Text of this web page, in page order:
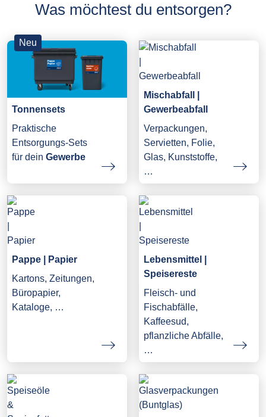
Was möchtest du entsorgen?
Neu
Tonnensets
Praktische
Entsorgungs-Sets
für dein Gewerbe
Mischabfall |
Gewerbeabfall
Verpackungen,
Servietten, Folie,
Glas, Kunststoffe,
…
Pappe | Papier
Kartons, Zeitungen,
Büropapier,
Kataloge, …
Lebensmittel |
Speisereste
Fleisch- und
Fischabfälle,
Kaffeesud,
pflanzliche Abfälle,
…